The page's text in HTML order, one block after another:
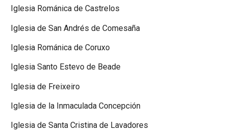
Iglesia Románica de Castrelos
Iglesia de San Andrés de Comesaña
Iglesia Románica de Coruxo
Iglesia Santo Estevo de Beade
Iglesia de Freixeiro
Iglesia de la Inmaculada Concepción
Iglesia de Santa Cristina de Lavadores